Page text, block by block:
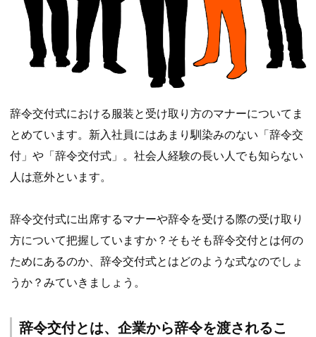
辞令交付式における服装と受け取り方のマナーについてま
とめています。新入社員にはあまり馴染みのない「辞令交
付」や「辞令交付式」。社会人経験の長い人でも知らない
人は意外といます。
辞令交付式に出席するマナーや辞令を受ける際の受け取り
方について把握していますか？そもそも辞令交付とは何の
ためにあるのか、辞令交付式とはどのような式なのでしょ
うか？みていきましょう。
辞令交付とは、企業から辞令を渡されるこ